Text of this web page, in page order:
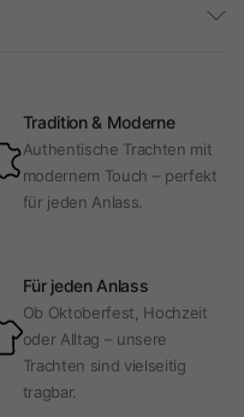
Tradition & Moderne
Authentische Trachten mit
modernem Touch – perfekt
für jeden Anlass.
Für jeden Anlass
Ob Oktoberfest, Hochzeit
oder Alltag – unsere
Trachten sind vielseitig
tragbar.